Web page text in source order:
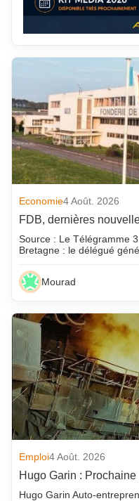
Economie4 Août. 2026
FDB, dernières
Source : Le Télégramme
Bretagne : le délégué
Mourad
Emploi4 Août. 2026
Hugo Garin :
Hugo Garin Auto-